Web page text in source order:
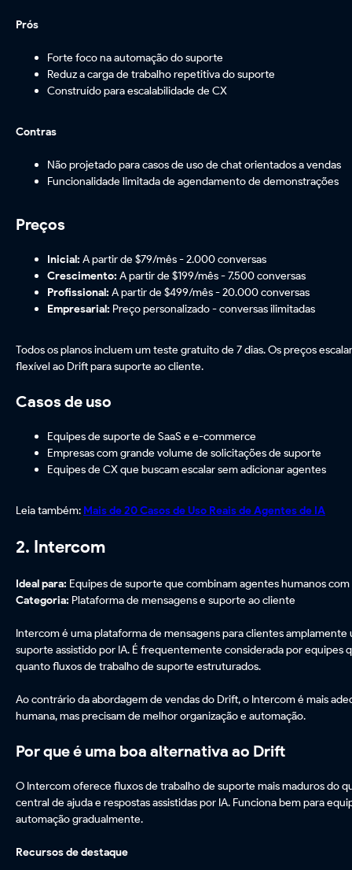
Prós
Forte foco na automação do suporte
Reduz a carga de trabalho repetitiva do suporte
Construído para escalabilidade de CX
Contras
Não projetado para casos de uso de chat orientados a vendas
Funcionalidade limitada de agendamento de demonstrações
Preços
Inicial: A partir de $79/mês - 2.000 conversas
Crescimento: A partir de $199/mês - 7.500 conversas
Profissional: A partir de $499/mês - 20.000 conversas
Empresarial: Preço personalizado - conversas ilimitadas
Todos os planos incluem um teste gratuito de 7 dias. Os preços
flexível ao Drift para suporte ao cliente.
Casos de uso
Equipes de suporte de SaaS e e-commerce
Empresas com grande volume de solicitações de suporte
Equipes de CX que buscam escalar sem adicionar agentes
Leia também: Mais de 20 Casos de Uso Reais de Agentes de IA
2. Intercom
Ideal para: Equipes de suporte que combinam agentes humanos com
Categoria: Plataforma de mensagens e suporte ao cliente
Intercom é uma plataforma de mensagens para clientes
suporte assistido por IA. É frequentemente considerada por
quanto fluxos de trabalho de suporte estruturados.
Ao contrário da abordagem de vendas do Drift, o Intercom é mais
humana, mas precisam de melhor organização e automação.
Por que é uma boa alternativa ao Drift
O Intercom oferece fluxos de trabalho de suporte mais maduros do
central de ajuda e respostas assistidas por IA. Funciona bem para
automação gradualmente.
Recursos de destaque